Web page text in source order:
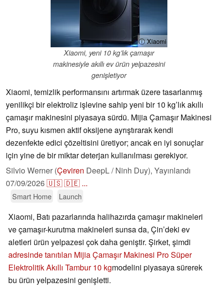
ⓘ Xiaomi
Xiaomi, yeni 10 kg’lık çamaşır
makinesiyle akıllı ev ürün yelpazesini
genişletiyor
Xiaomi, temizlik performansını artırmak üzere tasarlanmış
yenilikçi bir elektroliz işlevine sahip yeni bir 10 kg’lık akıllı
çamaşır makinesini piyasaya sürdü. Mijia Çamaşır Makinesi
Pro, suyu kısmen aktif oksijene ayrıştırarak kendi
dezenfekte edici çözeltisini üretiyor; ancak en iyi sonuçlar
için yine de bir miktar deterjan kullanılması gerekiyor.
Silvio Werner (Çeviren DeepL / Ninh Duy), Yayınlandı
07/09/2026🇺🇸🇩🇪 ...
Smart Home Launch
Xiaomi, Batı pazarlarında halihazırda çamaşır makineleri
ve çamaşır-kurutma makineleri sunsa da, Çin’deki ev
aletleri ürün yelpazesi çok daha geniştir. Şirket, şimdi
adresinde tanıtılan Mijia Çamaşır Makinesi Pro Süper
Elektrolitik Akıllı Tambur 10 kgmodelini piyasaya sürerek
bu ürün yelpazesini genişletti.